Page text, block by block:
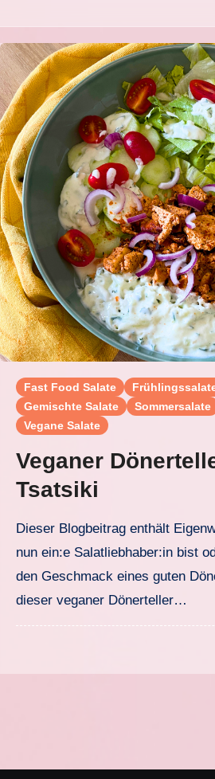
Fast Food Salate
Gemischte Salate
Sommersalate
Vegane Salate
Veganer
Tsatsiki
Dieser Blogbeitrag enthält Eigenwerbung Ob du
nun ein:e Salatliebhaber:in bist
den Geschmack eines guten
dieser veganer Dönerteller…